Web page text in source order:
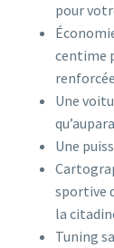
pour
centime
Une
Une
sportive
la
Tuning